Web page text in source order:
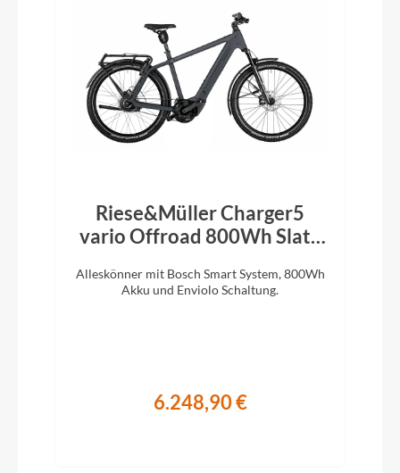
Riese&Müller Charger5
vario Offroad 800Wh Slate
Alleskönner mit Bosch Smart System, 800Wh
Akku und Enviolo Schaltung.
6.248,90 €